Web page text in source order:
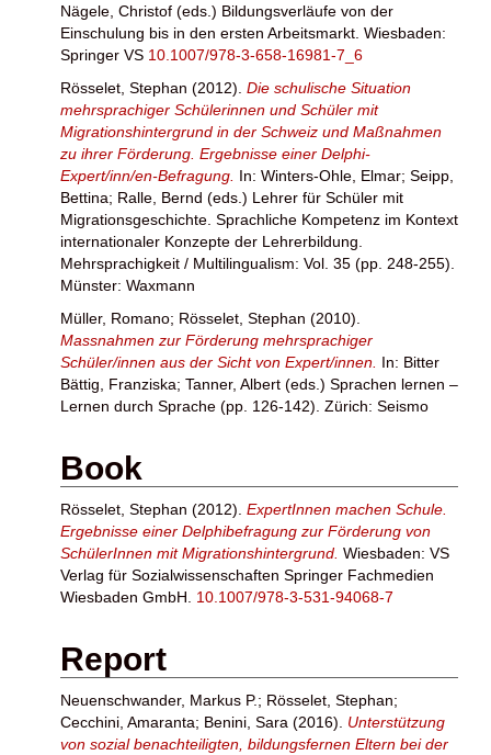
Nägele, Christof (eds.) Bildungsverläufe von der
Einschulung bis in den ersten Arbeitsmarkt. Wiesbaden:
Springer VS 10.1007/978-3-658-16981-7_6
Rösselet, Stephan (2012). Die schulische Situation
mehrsprachiger Schülerinnen und Schüler mit
Migrationshintergrund in der Schweiz und Maßnahmen
zu ihrer Förderung. Ergebnisse einer Delphi-
Expert/inn/en-Befragung. In: Winters-Ohle, Elmar; Seipp,
Bettina; Ralle, Bernd (eds.) Lehrer für Schüler mit
Migrationsgeschichte. Sprachliche Kompetenz im Kontext
internationaler Konzepte der Lehrerbildung.
Mehrsprachigkeit / Multilingualism: Vol. 35 (pp. 248-255).
Münster: Waxmann
Müller, Romano; Rösselet, Stephan (2010).
Massnahmen zur Förderung mehrsprachiger
Schüler/innen aus der Sicht von Expert/innen. In: Bitter
Bättig, Franziska; Tanner, Albert (eds.) Sprachen lernen –
Lernen durch Sprache (pp. 126-142). Zürich: Seismo
Book
Rösselet, Stephan (2012). ExpertInnen machen Schule.
Ergebnisse einer Delphibefragung zur Förderung von
SchülerInnen mit Migrationshintergrund. Wiesbaden: VS
Verlag für Sozialwissenschaften Springer Fachmedien
Wiesbaden GmbH. 10.1007/978-3-531-94068-7
Report
Neuenschwander, Markus P.; Rösselet, Stephan;
Cecchini, Amaranta; Benini, Sara (2016). Unterstützung
von sozial benachteiligten, bildungsfernen Eltern bei der